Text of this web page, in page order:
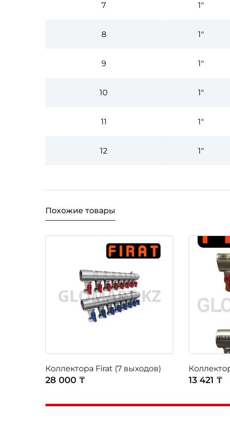
7 1"
8 1"
9 1"
10 1"
11 1"
12 1"
Похожие товары
Коллектора Firat (7 выходов)
28 000 ₸ 13 421 ₸